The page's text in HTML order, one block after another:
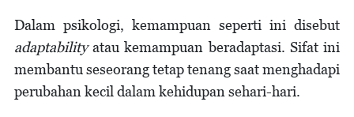
Dalam psikologi, kemampuan seperti ini disebut
adaptabilityatau kemampuan beradaptasi. Sifat ini
membantu seseorang tetap tenang saat menghadapi
perubahan kecil dalam kehidupan sehari-hari.